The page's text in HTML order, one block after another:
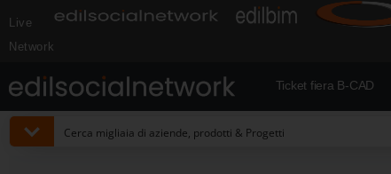
Live
Network
Ticket fiera B-CAD